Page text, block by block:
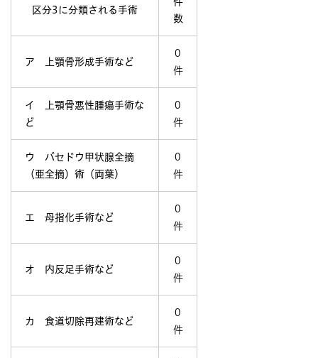
区分3に分類される手術
数
ア 上顎骨形成手術など
0
件
イ 上顎骨悪性腫瘍手術な
ど
0
件
ウ バセドウ甲状腺全摘
（亜全摘）術（両葉）
0
件
エ 母指化手術など
0
件
オ 内反足手術など
0
件
カ 食道切除再建術など
0
件